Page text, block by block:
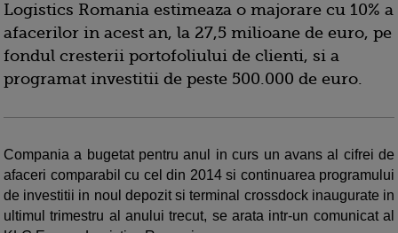
Logistics Romania estimeaza o majorare cu 10% a
afacerilor in acest an, la 27,5 milioane de euro, pe
fondul cresterii portofoliului de clienti, si a
programat investitii de peste 500.000 de euro.
Compania a bugetat pentru anul in curs un avans al cifrei de
afaceri comparabil cu cel din 2014 si continuarea programului
de investitii in noul depozit si terminal crossdock inaugurate in
ultimul trimestru al anului trecut, se arata intr-un comunicat al